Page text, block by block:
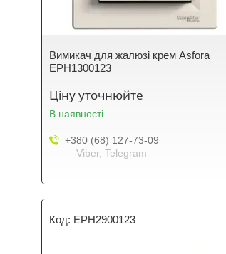
Вимикач для жалюзі крем Asfora
EPH1300123
Ціну уточнюйте
В наявності
+380 (68) 127-73-09
Viber, Telegram
EPH2900123